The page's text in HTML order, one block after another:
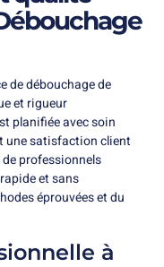
de débouchage de
et rigueur
planifiée avec soin
une satisfaction client
professionnels
et sans
éprouvées et du
à